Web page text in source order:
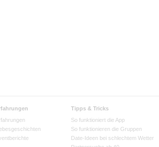
Tipps & Tricks
So funktioniert die App
So funktionieren die Gruppen
Date-Ideen bei schlechtem Wetter